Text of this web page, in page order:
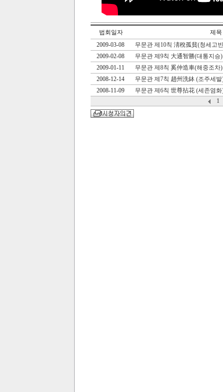
법회일자
제목
2009-03-08
무문관 제10칙 淸稅孤貧(청세고
2009-02-08
무문관 제9칙 大通智勝(대통지승)
2009-01-11
무문관 제8칙 奚仲造車(해중조차)
2008-12-14
무문관 제7칙 趙州洗鉢 (조주세발
2008-11-09
무문관 제6칙 世尊拈花 (세존염화
1